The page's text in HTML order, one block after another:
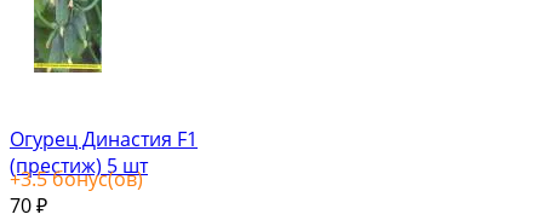
Огурец Династия F1
(престиж) 5 шт
+3.5бонус(ов)
70 ₽